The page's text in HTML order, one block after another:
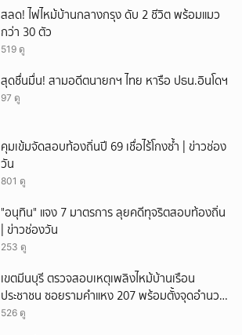
สลด! ไฟไหม้บ้านกลางกรุง ดับ 2 ชีวิต พร้อมแมว
กว่า 30 ตัว
519 ดู
สุดชื่นมื่น! สามอดีตนายกฯ ไทย หารือ ปธน.อินโดฯ
97 ดู
คุมเข้มจัดสอบท้องถิ่นปี 69 เชื่อไร้โกงซ้ำ | ข่าวช่อง
วัน
801 ดู
"อนุทิน" แจง 7 มาตรการ ลุยคดีทุจริตสอบท้องถิ่น
| ข่าวช่องวัน
253 ดู
เขตมีนบุรี ตรวจสอบเหตุเพลิงไหม้บ้านเรือน
ประชาชน ซอยรามคำแหง 207 พร้อมตั้งจุดอำนวย
การช่วยเหลือ
526 ดู